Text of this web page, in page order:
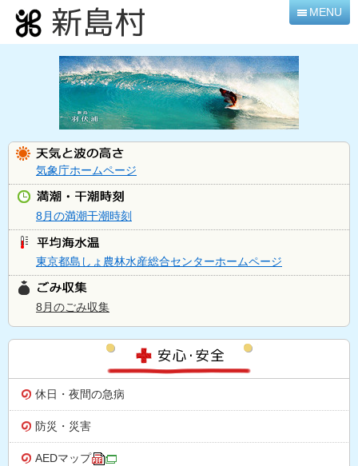
本
文
へ
MENU
気象庁ホームページ
8月の満潮干潮時刻
東京都島しょ農林水産総合センターホームページ
8月のごみ収集
休日・夜間の急病
防災・災害
AEDマップ